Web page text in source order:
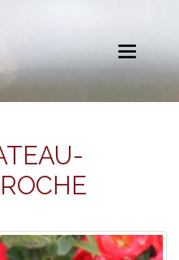
Toggle